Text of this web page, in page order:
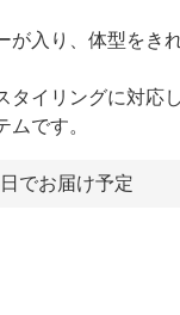
が入り、体型をき
タイリングに対応
です。
でお届け予定